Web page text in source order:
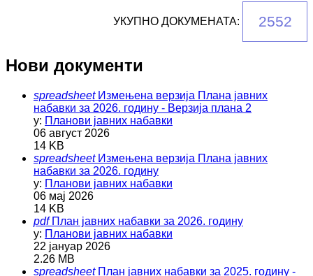
УКУПНО ДОКУМЕНАТА: 2552
Нови документи
spreadsheet Измењена верзија Плана јавних
набавки за 2026. годину - Верзија плана 2
у: Планови јавних набавки
06 август 2026
14 KB
spreadsheet Измењена верзија Плана јавних
набавки за 2026. годину
у: Планови јавних набавки
06 мај 2026
14 KB
pdf План јавних набавки за 2026. годину
у: Планови јавних набавки
22 јануар 2026
2.26 MB
spreadsheet План јавних набавки за 2025. годину -